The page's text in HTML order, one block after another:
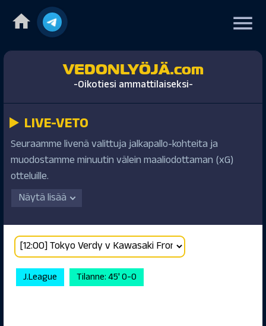
home menu
VEDONLYÖJÄ.com
-Oikotiesi ammattilaiseksi-
▶️ LIVE-VETO
Seuraamme livenä valittuja jalkapallo-kohteita ja
muodostamme minuutin välein maaliodottaman (xG)
otteluille.
Näytä lisää
J.League Tilanne: 45' 0-0